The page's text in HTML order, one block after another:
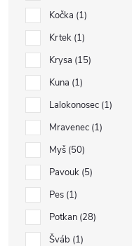
Kočka 1
Krtek 1
Krysa 15
Kuna 1
Lalokonosec 1
Mravenec 1
Myš 50
Pavouk 5
Pes 1
Potkan 28
Šváb 1